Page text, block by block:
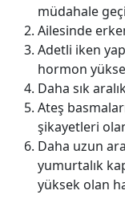
müdahale
Ailesinde
Adetli iken
hormon
Daha sık
Ateş
şikayetleri
Daha uzun
yumurtalık
yüksek olan